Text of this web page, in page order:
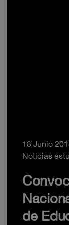
18 Junio
Noticias
de